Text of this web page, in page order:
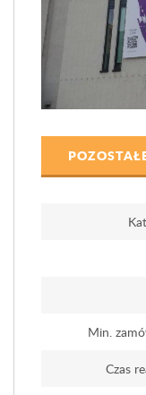
Min.
Czas